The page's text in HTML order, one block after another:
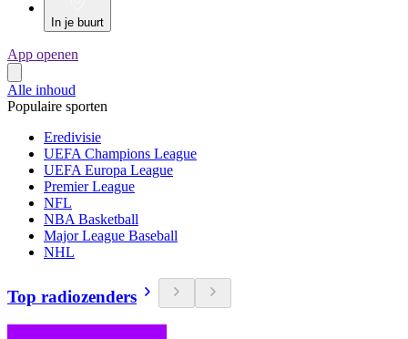
In je buurt
App openen
Alle inhoud
Populaire sporten
Eredivisie
UEFA Champions League
UEFA Europa League
Premier League
NFL
NBA Basketball
Major League Baseball
NHL
Top radiozenders